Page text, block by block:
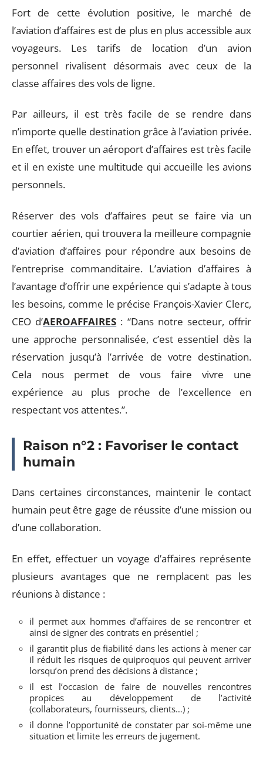
Fort de cette évolution positive, le marché de
l’aviation d’affaires est de plus en plus accessible aux
voyageurs. Les tarifs de location d’un avion
personnel rivalisent désormais avec ceux de la
classe affaires des vols de ligne.
Par ailleurs, il est très facile de se rendre dans
n’importe quelle destination grâce à l’aviation privée.
En effet, trouver un aéroport d’affaires est très facile
et il en existe une multitude qui accueille les avions
personnels.
Réserver des vols d’affaires peut se faire via un
courtier aérien, qui trouvera la meilleure compagnie
d’aviation d’affaires pour répondre aux besoins de
l’entreprise commanditaire. L’aviation d’affaires à
l’avantage d’offrir une expérience qui s’adapte à tous
les besoins, comme le précise François-Xavier Clerc,
CEO d’AEROAFFAIRES : “Dans notre secteur, offrir
une approche personnalisée, c’est essentiel dès la
réservation jusqu’à l’arrivée de votre destination.
Cela nous permet de vous faire vivre une
expérience au plus proche de l’excellence en
respectant vos attentes.”.
Raison n°2 : Favoriser le contact
humain
Dans certaines circonstances, maintenir le contact
humain peut être gage de réussite d’une mission ou
d’une collaboration.
En effet, effectuer un voyage d’affaires représente
plusieurs avantages que ne remplacent pas les
réunions à distance :
il permet aux hommes d’affaires de se rencontrer et
ainsi de signer des contrats en présentiel ;
il garantit plus de fiabilité dans les actions à mener car
il réduit les risques de quiproquos qui peuvent arriver
lorsqu’on prend des décisions à distance ;
il est l’occasion de faire de nouvelles rencontres
propices au développement de l’activité
(collaborateurs, fournisseurs, clients…) ;
il donne l’opportunité de constater par soi-même une
situation et limite les erreurs de jugement.